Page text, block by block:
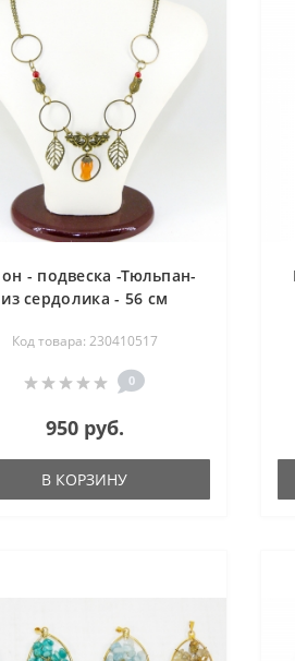
- подвеска -Тюльпан-
из сердолика - 56 см
Код товара: 230410517
0
950 руб.
В КОРЗИНУ